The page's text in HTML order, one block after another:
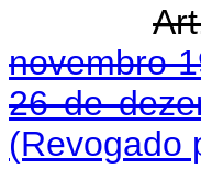
novembro
26 de
(Revogado